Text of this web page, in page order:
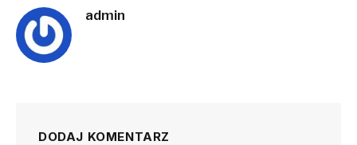
admin
DODAJ KOMENTARZ